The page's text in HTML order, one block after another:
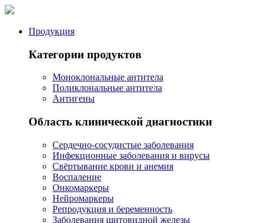
Продукция
Категории продуктов
Моноклональные антитела
Поликлональные антитела
Антигены
Область клинической диагностики
Сердечно-сосудистые заболевания
Инфекционные заболевания и вирусы
Свёртывание крови и анемия
Воспаление
Онкомаркеры
Нейромаркеры
Репродукция и беременность
Заболевания щитовидной железы